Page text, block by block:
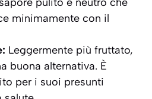
minimamente con il
Leggermente più fruttato,
buona alternativa. È
per i suoi presunti